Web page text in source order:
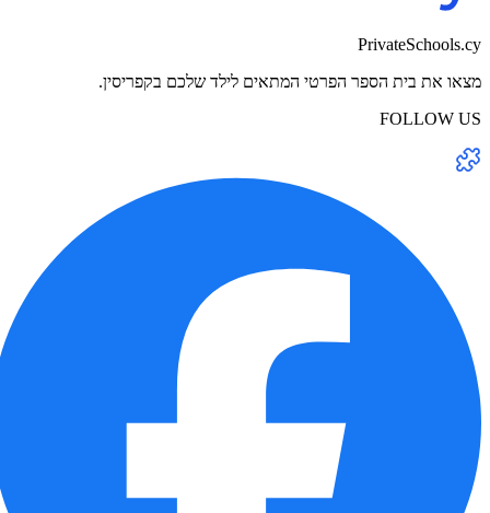
PrivateSchools.cy
מצאו את בית הספר הפרטי המתאים לילד שלכם בקפריסין.
FOLLOW US